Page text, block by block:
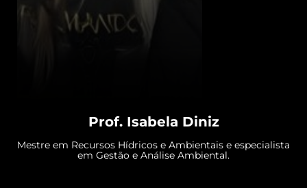
Prof. Isabela Diniz
Mestre em Recursos Hídricos e Ambientais e especialista
em Gestão e Análise Ambiental.